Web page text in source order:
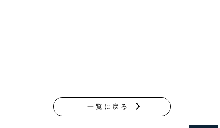
一覧に戻る